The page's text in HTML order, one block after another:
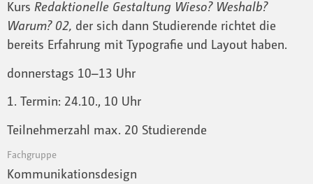
Kurs Redaktionelle Gestaltung Wieso? Weshalb?
Warum? 02, der sich dann Studierende richtet die
bereits Erfahrung mit Typografie und Layout haben.
donnerstags 10–13 Uhr
1. Termin: 24.10., 10 Uhr
Teilnehmerzahl max. 20 Studierende
Fachgruppe
Kommunikationsdesign